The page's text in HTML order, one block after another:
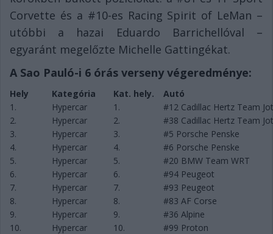
Corvette és a #10-es Racing Spirit of LeMan –
utóbbi a hazai Eduardo Barrichellóval –
egyaránt megelőzte Michelle Gattingékat.
A Sao Pauló-i 6 órás verseny végeredménye:
Hely Kategória Kat. hely.
Autó
1.
Hypercar 1.
#12 Cadillac Hertz Team
2.
Hypercar 2.
#38 Cadillac Hertz Team
3.
Hypercar 3.
#5 Porsche Penske
4.
Hypercar 4.
#6 Porsche Penske
5.
Hypercar 5.
#20 BMW Team WRT
6.
Hypercar 6.
#94 Peugeot
7.
Hypercar 7.
#93 Peugeot
8.
Hypercar 8.
#83 AF Corse
9.
Hypercar 9.
#36 Alpine
10.
Hypercar 10.
#99 Proton